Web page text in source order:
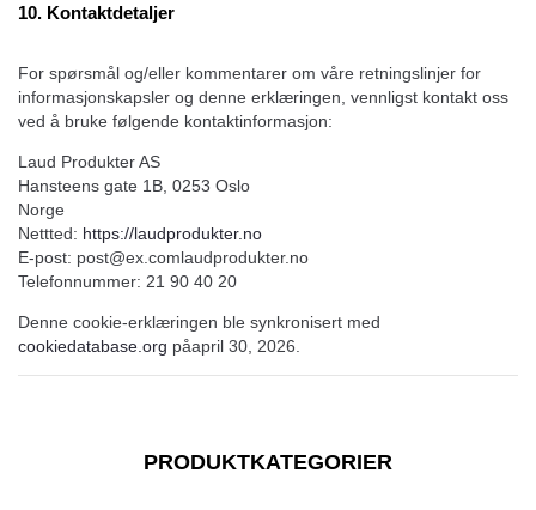
View Privacy Policy
View Legitimate Interest Claim
LIFT DSP LIMITED
Underdog Media LLC
Bombora Inc.
View Privacy Policy
Bidtellect, Inc
View Privacy Policy
10. Kontaktdetaljer
For spørsmål og/eller kommentarer om våre retningslinjer for
informasjonskapsler og denne erklæringen, vennligst kontakt oss
ved å bruke følgende kontaktinformasjon:
Laud Produkter AS
Hansteens gate 1B, 0253 Oslo
Norge
Nettted: https://laudprodukter.no
E-post: post@ex.comlaudprodukter.no
Telefonnummer: 21 90 40 20
Denne cookie-erklæringen ble synkronisert med
cookiedatabase.org påapril 30, 2026.
PRODUKTKATEGORIER